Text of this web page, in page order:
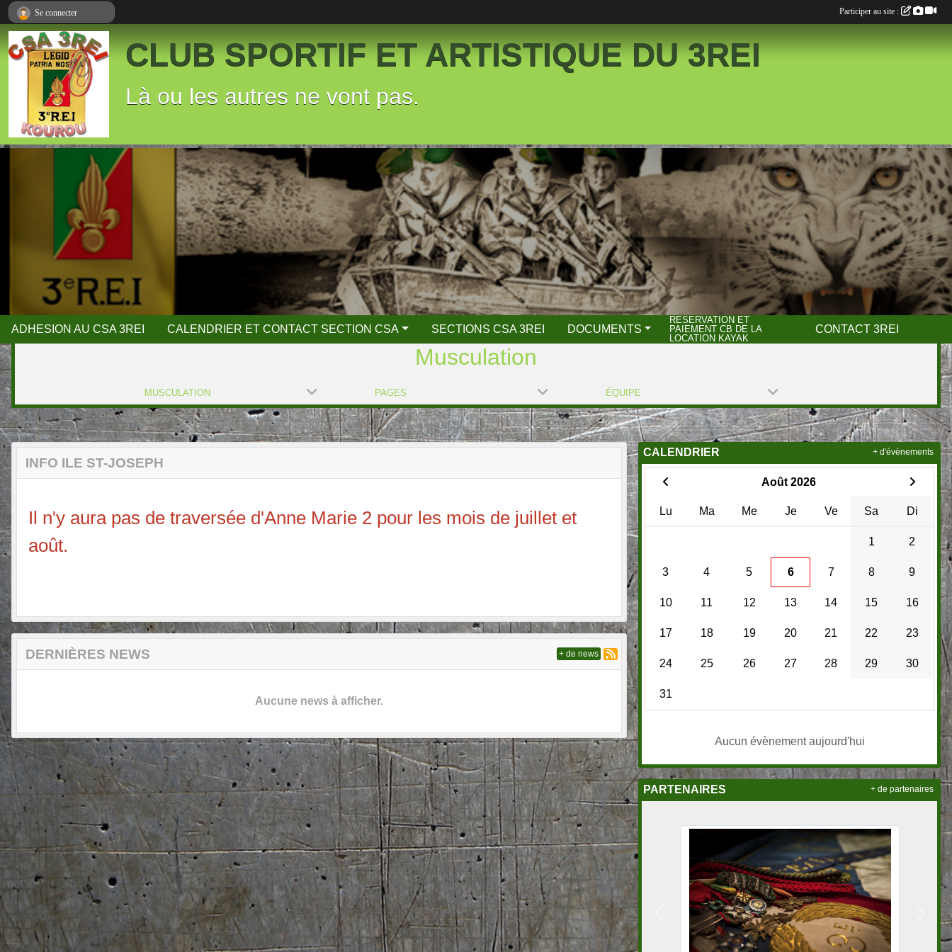
CLUB SPORTIF ET ARTISTIQUE DU 3REI
Là ou les autres ne vont pas.
ADHESION AU CSA 3REI CALENDRIER ET CONTACT SECTION CSA SECTIONS CSA 3REI DOCUMENTS
RESERVATION ET
PAIEMENT CB DE LA
LOCATION KAYAK
CONTACT 3REI
Musculation
MUSCULATION PAGES ÉQUIPE
INFO ILE ST-JOSEPH
Il n'y aura pas de traversée d'Anne Marie 2 pour les mois de juillet et
août.
DERNIÈRES NEWS
Aucune news à afficher.
+ de news
CALENDRIER
Août 2026
Lu Ma Me Je Ve Sa Di
1 2
3 4 5 6 7 8 9
10 11 12 13 14 15 16
17 18 19 20 21 22 23
24 25 26 27 28 29 30
31
Aucun évènement aujourd'hui
+ d'évènements
PARTENAIRES
Précedent
+ de partenaires
Se connecter Participer au site :
Panneau de gestion des cookies